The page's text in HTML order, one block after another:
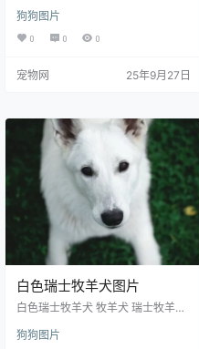
导盲犬 宠物狗 宠物 狗 狗狗 小狗 公
狗 犬类 动物 生物世界 图片大全 高
清图片下载 分辨率:350DPI 尺寸：
0，图片格式为JPG文件，提供 428
和手机图片软件编辑和修改。
狗狗图片
0 0 0
宠物网 25年9月27日
白色瑞士牧羊犬图片
白色瑞士牧羊犬 牧羊犬 瑞士牧羊犬
犬 萌宠 宠物 家宠 犬类 动物 生物世
狗狗图片